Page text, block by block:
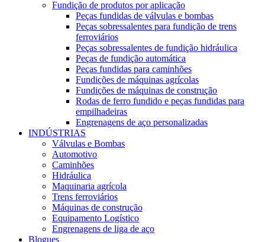
Fundição de produtos por aplicação
Peças fundidas de válvulas e bombas
Peças sobressalentes para fundição de trens
ferroviários
Peças sobressalentes de fundição hidráulica
Peças de fundição automática
Peças fundidas para caminhões
Fundições de máquinas agrícolas
Fundições de máquinas de construção
Rodas de ferro fundido e peças fundidas para
empilhadeiras
Engrenagens de aço personalizadas
INDÚSTRIAS
Válvulas e Bombas
Automotivo
Caminhões
Hidráulica
Maquinaria agrícola
Trens ferroviários
Máquinas de construção
Equipamento Logístico
Engrenagens de liga de aço
Blogues